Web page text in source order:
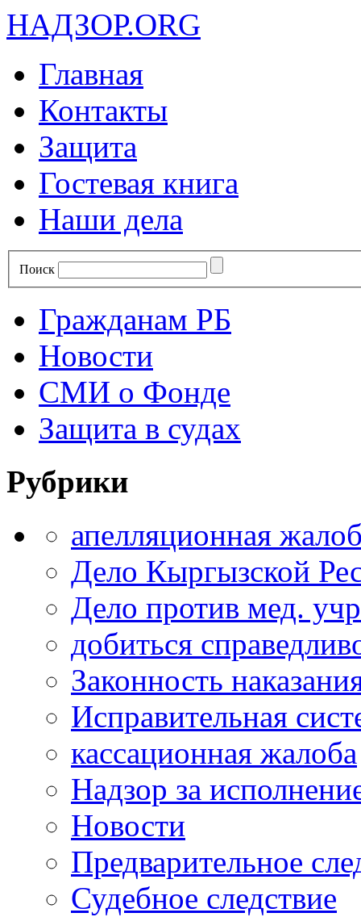
НАДЗОР.ORG
Главная
Контакты
Защита
Гостевая книга
Наши дела
Поиск
Гражданам РБ
Новости
СМИ о Фонде
Защита в судах
Рубрики
апелляционная
Дело Кыргызской
Дело против мед.
добиться
Законность
Исправительная
кассационная жалоба
Надзор за
Новости
Предварительное
Судебное следствие